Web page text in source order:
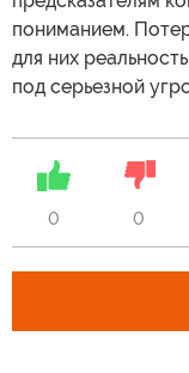
пониманием.
для них
под серьезной
0 0